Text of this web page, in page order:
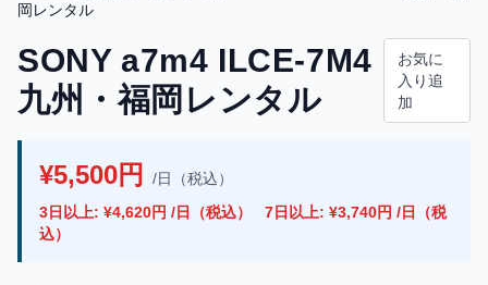
岡レンタル
SONY a7m4 ILCE-7M4
九州・福岡レンタル
お気に
入り追
加
¥5,500円
/日（税込）
3日以上: ¥4,620円 /日（税込）
7日以上: ¥3,740円 /日（税
込）